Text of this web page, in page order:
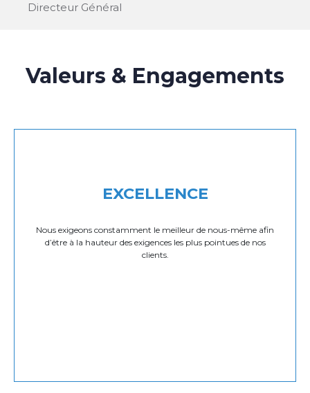
Directeur Général
Valeurs & Engagements
EXCELLENCE
Nous exigeons constamment le meilleur de nous-même afin
d’être à la hauteur des exigences les plus pointues de nos
clients.